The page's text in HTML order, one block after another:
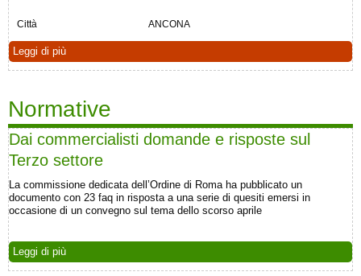
Città ANCONA
Leggi di più
Normative
Dai commercialisti domande e risposte sul
Terzo settore
La commissione dedicata dell’Ordine di Roma ha pubblicato un
documento con 23 faq in risposta a una serie di quesiti emersi in
occasione di un convegno sul tema dello scorso aprile
Leggi di più